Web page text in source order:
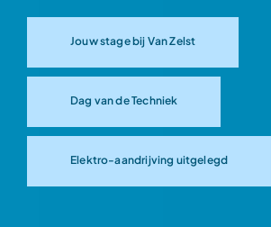
Jouw stage bij Van Zelst
Dag van de Techniek
Elektro-aandrijving uitgelegd